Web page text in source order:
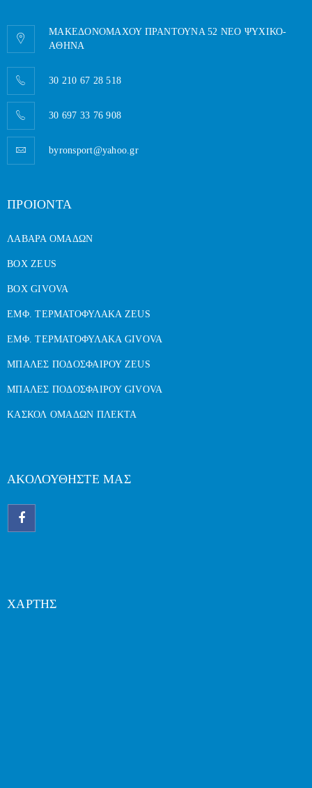
ΜΑΚΕΔΟΝΟΜΑΧΟΥ ΠΡΑΝΤΟΥΝΑ 52 ΝΕΟ ΨΥΧΙΚΟ-
AΘΗΝΑ
30 210 67 28 518
30 697 33 76 908
byronsport@yahoo.gr
ΠΡΟΙΟΝΤΑ
ΛΑΒΑΡΑ ΟΜΑΔΩΝ
BOX ZEUS
BOX GIVOVA
ΕΜΦ. ΤΕΡΜΑΤΟΦΥΛΑΚΑ ZEUS
ΕΜΦ. ΤΕΡΜΑΤΟΦΥΛΑΚΑ GIVOVA
ΜΠΑΛΕΣ ΠΟΔΟΣΦΑΙΡΟΥ ZEUS
ΜΠΑΛΕΣ ΠΟΔΟΣΦΑΙΡΟΥ GIVOVA
ΚΑΣΚΟΛ ΟΜΑΔΩΝ ΠΛΕΚΤΑ
ΑΚΟΛΟΥΘΗΣΤΕ ΜΑΣ
ΧΑΡΤΗΣ